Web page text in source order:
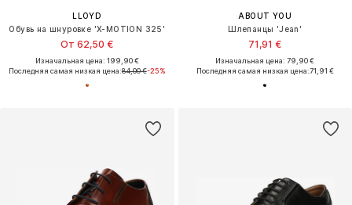
LLOYD
Обувь на шнуровке 'X-MOTION 325'
От 62,50 €
Изначальная цена: 199,90 €
Последняя самая низкая цена:84,00 €-25%
ABOUT YOU
Шлепанцы 'Jean'
71,91 €
Изначальная цена: 79,90 €
Последняя самая низкая цена:71,91 €